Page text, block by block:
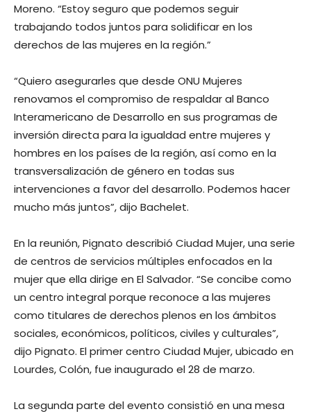
Moreno. “Estoy seguro que podemos seguir
trabajando todos juntos para solidificar en los
derechos de las mujeres en la región.”
“Quiero asegurarles que desde ONU Mujeres
renovamos el compromiso de respaldar al Banco
Interamericano de Desarrollo en sus programas de
inversión directa para la igualdad entre mujeres y
hombres en los países de la región, así como en la
transversalización de género en todas sus
intervenciones a favor del desarrollo. Podemos hacer
mucho más juntos”, dijo Bachelet.
En la reunión, Pignato describió Ciudad Mujer, una serie
de centros de servicios múltiples enfocados en la
mujer que ella dirige en El Salvador. “Se concibe como
un centro integral porque reconoce a las mujeres
como titulares de derechos plenos en los ámbitos
sociales, económicos, políticos, civiles y culturales”,
dijo Pignato. El primer centro Ciudad Mujer, ubicado en
Lourdes, Colón, fue inaugurado el 28 de marzo.
La segunda parte del evento consistió en una mesa